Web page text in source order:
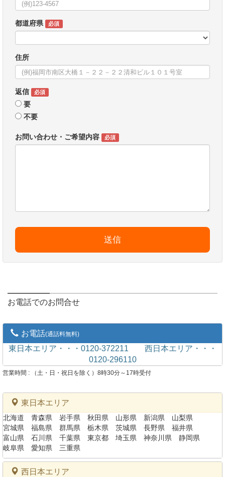
都道府県 必須
住所
返信 必須
要
不要
お問い合わせ・ご希望内容 必須
送信
お電話でのお問合せ
お電話(通話料無料)
東日本エリア・・・0120-372211
西日本エリア・・・
0120-296110
営業時間 : （土・日・祝日を除く）8時30分～17時受付
東日本エリア
北海道 青森県 岩手県 秋田県 山形県 新潟県
山梨県
宮城県
福島県 群馬県 栃木県 茨城県 長野県
福井県
富山県
石川県 千葉県 東京都 埼玉県 神奈川県
静岡県
岐阜県
愛知県 三重県
西日本エリア